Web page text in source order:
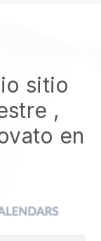
sitio
,
en